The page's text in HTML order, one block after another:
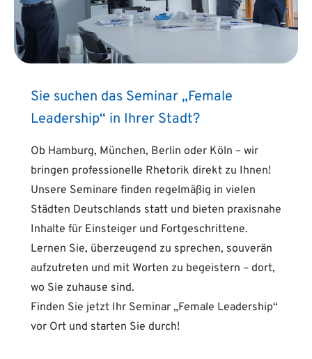
Sie suchen das Seminar „Female
Leadership“ in Ihrer Stadt?
Ob Hamburg, München, Berlin oder Köln – wir
bringen professionelle Rhetorik direkt zu Ihnen!
Unsere Seminare finden regelmäßig in vielen
Städten Deutschlands statt und bieten praxisnahe
Inhalte für Einsteiger und Fortgeschrittene.
Lernen Sie, überzeugend zu sprechen, souverän
aufzutreten und mit Worten zu begeistern – dort,
wo Sie zuhause sind.
Finden Sie jetzt Ihr Seminar „Female Leadership“
vor Ort und starten Sie durch!